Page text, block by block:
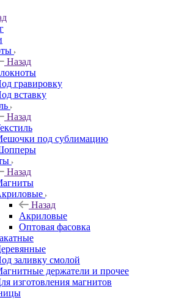
Назад
гравировку
вставку
Назад
под сублимацию
Назад
Назад
Акриловые
Оптовая фасовка
заливку смолой
держатели и прочее
изготовления магнитов